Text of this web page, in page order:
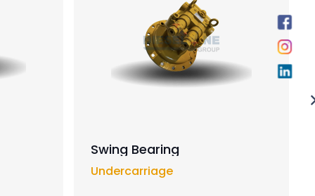
Swing Bearing
Undercarriage